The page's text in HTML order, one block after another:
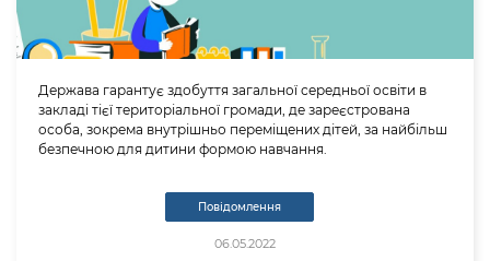
Держава гарантує здобуття загальної середньої освіти в
закладі тієї територіальної громади, де зареєстрована
особа, зокрема внутрішньо переміщених дітей, за найбільш
безпечною для дитини формою навчання.
Повідомлення
06.05.2022